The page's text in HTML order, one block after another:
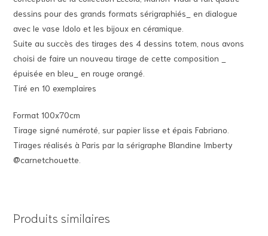
dessins pour des grands formats sérigraphiés_ en dialogue
avec le vase Idolo et les bijoux en céramique.
Suite au succès des tirages des 4 dessins totem, nous avons
choisi de faire un nouveau tirage de cette composition _
épuisée en bleu_ en rouge orangé.
Tiré en 10 exemplaires
Format 100x70cm
Tirage signé numéroté, sur papier lisse et épais Fabriano.
Tirages réalisés à Paris par la sérigraphe Blandine Imberty
@carnetchouette.
Produits similaires